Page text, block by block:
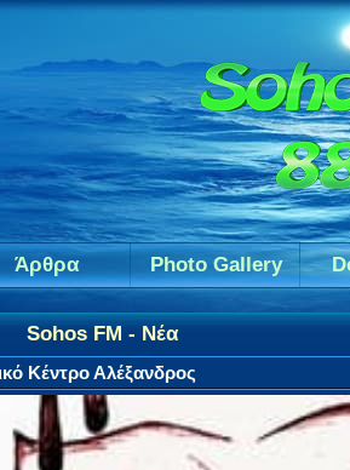
Άρθρα Photo Gallery
Sohos FM - Νέα
Κέντρο Αλέξανδρος